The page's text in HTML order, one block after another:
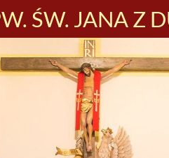
ŚW. JANA Z